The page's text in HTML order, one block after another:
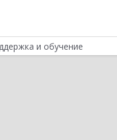
и обучение